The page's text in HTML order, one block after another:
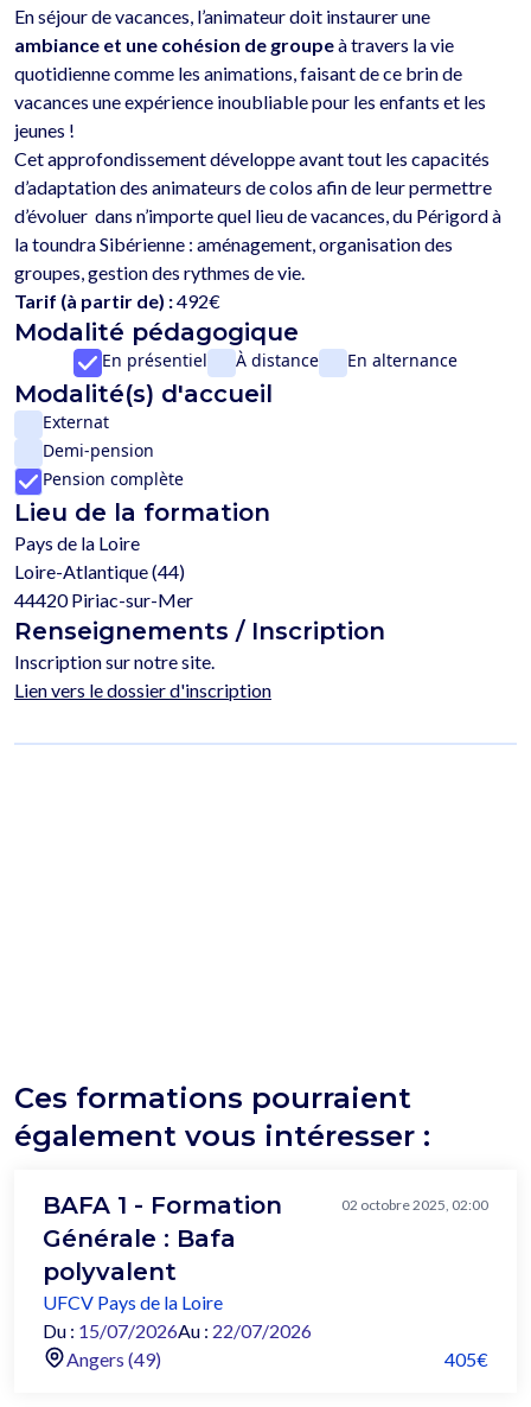
ambiance et une cohésion de groupe à travers la vie
quotidienne comme les animations, faisant de ce brin de
vacances une expérience inoubliable pour les enfants et les
jeunes !
Cet approfondissement développe avant tout les capacités
d’adaptation des animateurs de colos afin de leur permettre
d’évoluer  dans n’importe quel lieu de vacances, du Périgord à
la toundra Sibérienne : aménagement, organisation des
Tarif (à partir de) :492€
Modalité pédagogique
En présentiel À distance En alternance
Modalité(s) d'accueil
Externat
Demi-pension
Pension complète
Lieu de la formation
Pays de la Loire
Loire-Atlantique (44)
44420 Piriac-sur-Mer
Renseignements / Inscription
Inscription sur notre site.
Lien vers le dossier d'inscription
Ces formations pourraient
également vous intéresser :
BAFA 1 - Formation
Générale : Bafa
polyvalent
02 octobre 2025, 02:00
UFCV Pays de la Loire
Du : 15/07/2026Au : 22/07/2026
Angers (49)
405€